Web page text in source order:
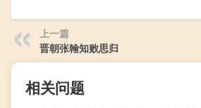
上一篇
晋朝张翰知败思归
相关问题